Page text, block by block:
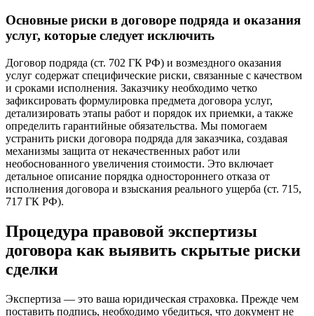
Основные риски в договоре подряда и оказания
услуг, которые следует исключить
Договор подряда (ст. 702 ГК РФ) и возмездного оказания
услуг содержат специфические риски, связанные с качеством
и сроками исполнения. Заказчику необходимо четко
зафиксировать формулировка предмета договора услуг,
детализировать этапы работ и порядок их приемки, а также
определить гарантийные обязательства. Мы помогаем
устранить риски договора подряда для заказчика, создавая
механизмы защита от некачественных работ или
необоснованного увеличения стоимости. Это включает
детальное описание порядка одностороннего отказа от
исполнения договора и взыскания реального ущерба (ст. 715,
717 ГК РФ).
Процедура правовой экспертизы
договора как выявить скрытые риски
сделки
Экспертиза — это ваша юридическая страховка. Прежде чем
поставить подпись, необходимо убедиться, что документ не